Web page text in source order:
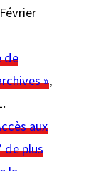
de
»,
aux
de plus